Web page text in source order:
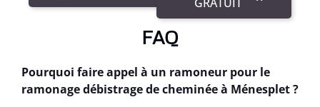
FAQ
Pourquoi faire appel à un ramoneur pour le
ramonage débistrage de cheminée à Ménesplet ?